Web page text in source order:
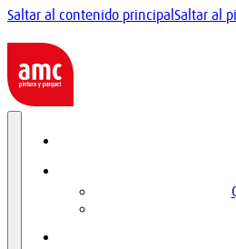
Saltar al contenido principalSaltar al